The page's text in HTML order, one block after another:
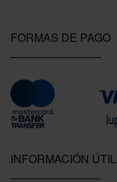
FORMAS DE PAGO
INFORMACIÓN ÚTIL